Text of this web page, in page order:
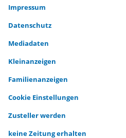
Impressum
Datenschutz
Mediadaten
Kleinanzeigen
Familienanzeigen
Cookie Einstellungen
Zusteller werden
keine Zeitung erhalten